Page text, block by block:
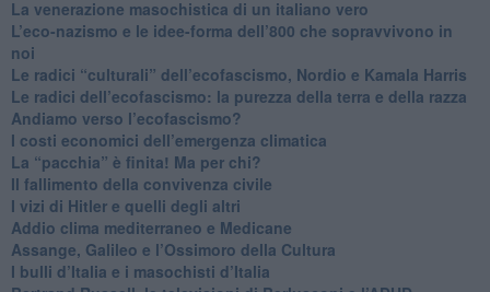
​La venerazione masochistica di un italiano vero
​L’eco-nazismo e le idee-forma dell’800 che sopravvivono in
noi
​Le radici “culturali” dell’ecofascismo, Nordio e Kamala Harris
Le radici dell’ecofascismo: la purezza della terra e della razza
Andiamo verso l’ecofascismo?
I costi economici dell’emergenza climatica
​La “pacchia” è finita! Ma per chi?
​Il fallimento della convivenza civile
​I vizi di Hitler e quelli degli altri
Addio clima mediterraneo e Medicane
​Assange, Galileo e l’Ossimoro della Cultura
​I bulli d’Italia e i masochisti d’Italia